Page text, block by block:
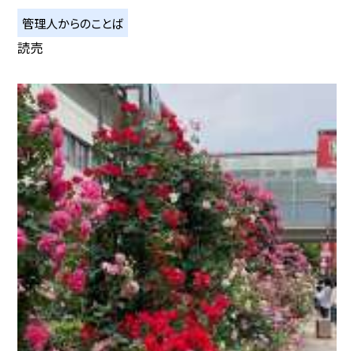
管理人からのことば
読売